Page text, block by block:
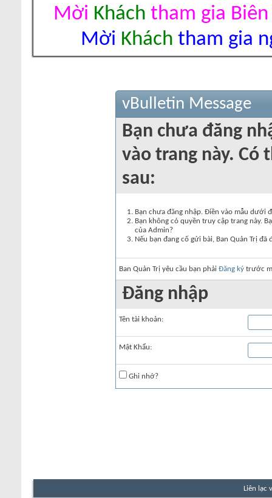
Mời Khách tham gia
Mời Khách tham gia
vBulletin Message
Bạn chưa đăng
vào trang này. Có
sau:
Bạn chưa đăng nhập. Điền vào mẫu dưới
Bạn không có quyền truy cập trang này.
của Admin?
Nếu bạn đang cố gửi bài, Ban Quản Trị
Ban Quản Trị yêu cầu bạn phải Đăng ký trước
Đăng nhập
Tên tài khoản:
Mật Khẩu:
Ghi nhớ?
Liên lạc